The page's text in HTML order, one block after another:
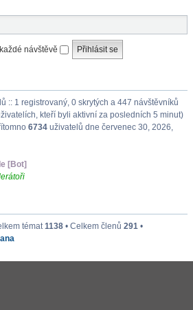
návštěvě
:: 1 registrovaný, 0 skrytých a 447 návštěvníků
kteří byli aktivní za posledních 5 minut)
6734 uživatelů dne červenec 30, 2026,
[Bot]
témat1138 • Celkem členů 291 •